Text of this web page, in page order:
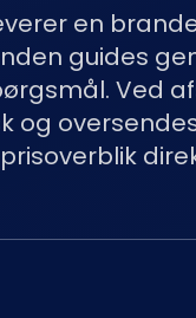
en
guides
Ved
og